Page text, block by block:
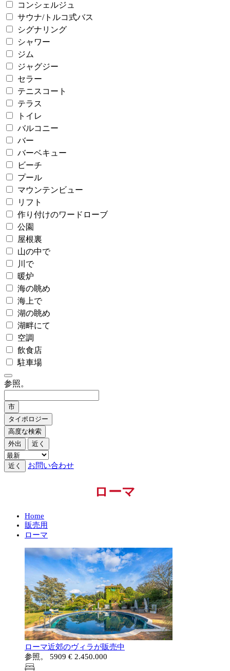
コンシェルジュ
サウナ/トルコ式バス
シグナリング
シャワー
ジム
ジャグジー
セラー
テニスコート
テラス
トイレ
バルコニー
バー
バーベキュー
ビーチ
プール
マウンテンビュー
リフト
作り付けのワードローブ
公園
屋根裏
山の中で
川で
暖炉
海の眺め
海上で
湖の眺め
湖畔にて
空調
飲食店
駐車場
参照。
市
タイポロジー
高度な検索
外出
近く
近く お問い合わせ
ローマ
Home
販売用
ローマ
ローマ近郊のヴィラが販売中
参照。 5909 € 2.450.000